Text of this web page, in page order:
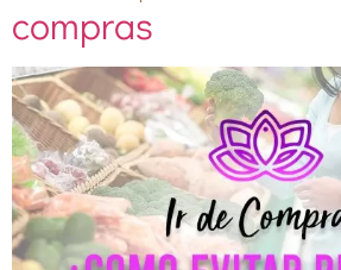
compras